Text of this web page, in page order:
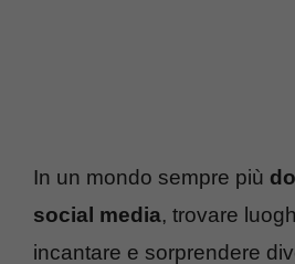
In un mondo sempre più
social media, trovare
incantare e sorprendere